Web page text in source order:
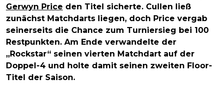
Gerwyn Price den Titel sicherte. Cullen ließ
zunächst Matchdarts liegen, doch Price vergab
seinerseits die Chance zum Turniersieg bei 100
Restpunkten. Am Ende verwandelte der
„Rockstar“ seinen vierten Matchdart auf der
Doppel-4 und holte damit seinen zweiten Floor-
Titel der Saison.